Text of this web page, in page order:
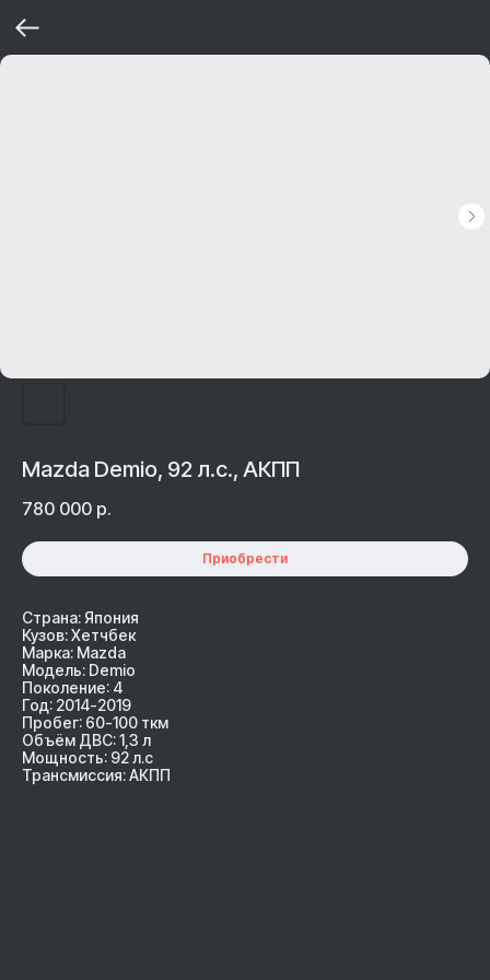
Mazda Demio, 92 л.с., АКПП
780 000 р.
Приобрести
Страна: Япония
Кузов: Хетчбек
Марка: Mazda
Модель: Demio
Поколение: 4
Год: 2014-2019
Пробег: 60-100 ткм
Объём ДВС: 1,3 л
Мощность: 92 л.с
Трансмиссия: АКПП